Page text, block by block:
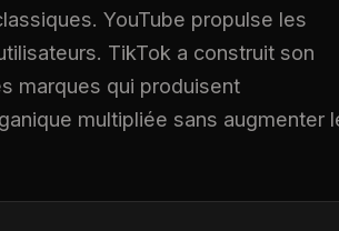
YouTube propulse les
TikTok a construit son
marques qui produisent
multipliée sans augmenter